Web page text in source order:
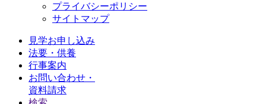
プライバシーポリシー
サイトマップ
見学お申し込み
法要・供養
行事案内
お問い合わせ・
資料請求